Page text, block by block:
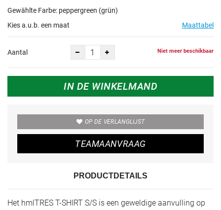
Gewählte Farbe: peppergreen (grün)
Kies a.u.b. een maat
Maattabel
Aantal Niet meer beschikbaar
IN DE WINKELMAND
OP DE VERLANGLIJST
TEAMAANVRAAG
PRODUCTDETAILS
Het hmlTRES T-SHIRT S/S is een geweldige aanvulling op